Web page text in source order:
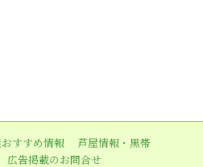
すすめ情報
芦屋情報・黒帯
広告掲載のお問合せ